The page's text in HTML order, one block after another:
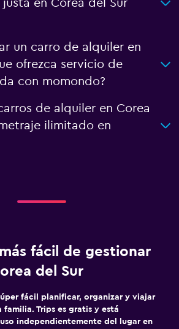
en Corea del Sur
un carro de alquiler en
ofrezca servicio de
con momondo?
de alquiler en Corea
ilimitado en
fácil de gestionar
del Sur
fácil planificar, organizar y viajar
Trips es gratis y está
independientemente del lugar en